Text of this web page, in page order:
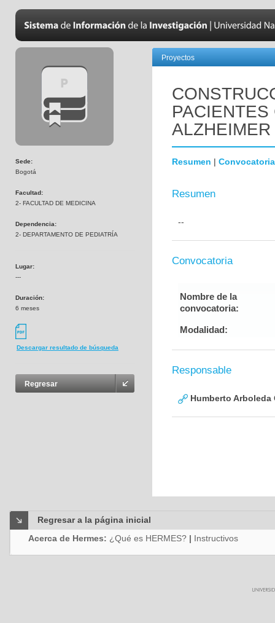
Sede:
Bogotá
Facultad:
2- FACULTAD DE MEDICINA
Dependencia:
2- DEPARTAMENTO DE PEDIATRÍA
Lugar:
---
Duración:
6 meses
Descargar resultado de búsqueda
Regresar
Proyectos
ALZHEIMER
Resumen | Convocatoria
Resumen
--
Convocatoria
Nombre de la
convocatoria:
Modalidad:
Responsable
Humberto Arboleda
Regresar a la página inicial
Acerca de Hermes: ¿Qué es HERMES? | Instructivos